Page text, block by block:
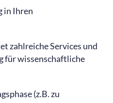
in Ihren
zahlreiche Services und
für wissenschaftliche
(z.B. zu